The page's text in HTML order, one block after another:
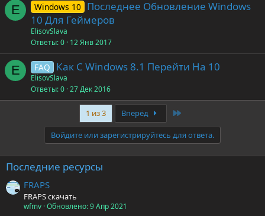
E Windows 10
Последнее Обновление Windows
10 Для Геймеров
ElisovSlava
Ответы 0 12 Янв 2017
E FAQ Как С Windows 8.1 Перейти На 10
ElisovSlava
Ответы 0 27 Дек 2016
1 из 3 Вперёд
Войдите или зарегистрируйтесь для ответа.
Последние ресурсы
FRAPS
FRAPS скачать
wfmv Обновлено:9 Апр 2021